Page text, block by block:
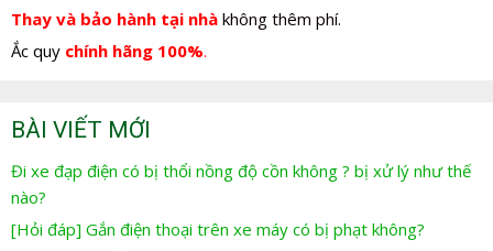
Thay và bảo hành tại nhà không thêm phí.
Ắc quy chính hãng 100%.
BÀI VIẾT MỚI
Đi xe đạp điện có bị thổi nồng độ cồn không ? bị xử lý như thế
nào?
[Hỏi đáp] Gắn điện thoại trên xe máy có bị phạt không?